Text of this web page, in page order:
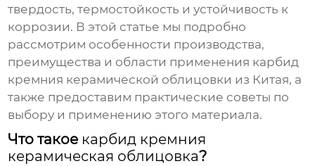
твердость, термостойкость и устойчивость к
коррозии. В этой статье мы подробно
рассмотрим особенности производства,
преимущества и области применения карбид
кремния керамической облицовки из Китая, а
также предоставим практические советы по
выбору и применению этого материала.
Что такое карбид кремния
керамическая облицовка?